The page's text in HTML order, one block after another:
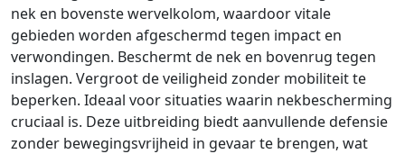
nek en bovenste wervelkolom, waardoor vitale
gebieden worden afgeschermd tegen impact en
verwondingen. Beschermt de nek en bovenrug tegen
inslagen. Vergroot de veiligheid zonder mobiliteit te
beperken. Ideaal voor situaties waarin nekbescherming
cruciaal is. Deze uitbreiding biedt aanvullende defensie
zonder bewegingsvrijheid in gevaar te brengen, wat